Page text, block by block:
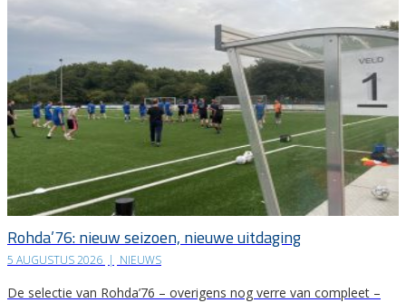
Rohda’76: nieuw seizoen, nieuwe uitdaging
5 AUGUSTUS 2026 | NIEUWS
De selectie van Rohda’76 – overigens nog verre van compleet –